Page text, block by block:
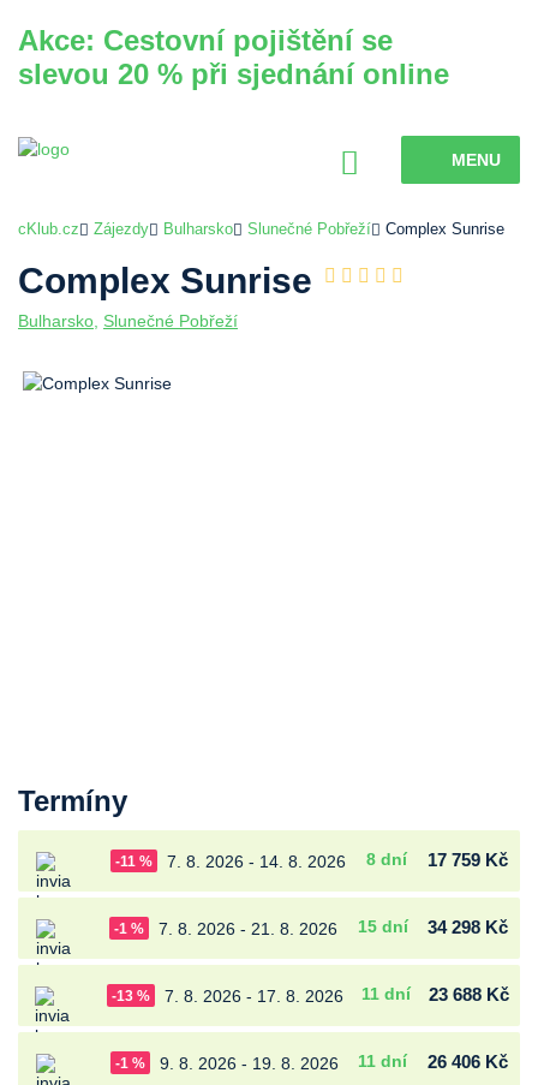
Akce: Cestovní pojištění se
slevou 20 % při sjednání online
MENU
cKlub.cz Zájezdy Bulharsko Slunečné Pobřeží Complex Sunrise
Complex Sunrise
Bulharsko Slunečné Pobřeží
Termíny
-11 % 7. 8. 2026 - 14. 8. 2026 8 dní 17 759 Kč
-1 % 7. 8. 2026 - 21. 8. 2026 15 dní 34 298 Kč
-13 % 7. 8. 2026 - 17. 8. 2026 11 dní 23 688 Kč
-1 % 9. 8. 2026 - 19. 8. 2026 11 dní 26 406 Kč